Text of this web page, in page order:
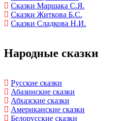
Сказки Маршака С.Я.
Сказки Житкова Б.С.
Сказки Сладкова Н.И.
Народные сказки
Русские сказки
Абазинские сказки
Абхазские сказки
Американские сказки
Белорусские сказки